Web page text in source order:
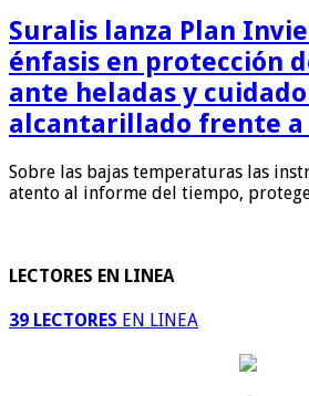
Suralis lanza Plan
énfasis en protección
ante heladas y
alcantarillado frente a
Sobre las bajas temperaturas las
atento al informe del tiempo,
LECTORES EN LINEA
39 LECTORES EN LINEA